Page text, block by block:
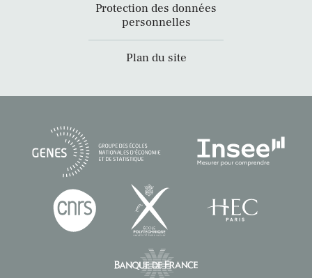
Protection des données
personnelles
Plan du site